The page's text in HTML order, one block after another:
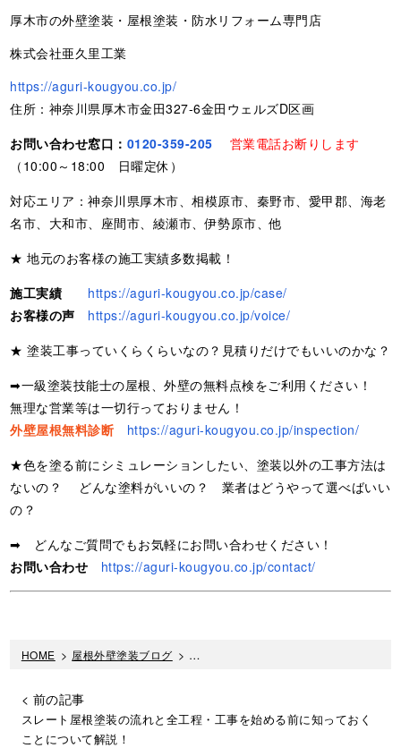
厚木市の外壁塗装・屋根塗装・防水リフォーム専門店
株式会社亜久里工業
https://aguri-kougyou.co.jp/
住所：神奈川県厚木市金田327-6金田ウェルズD区画
お問い合わせ窓口： 0120-359-205
営業電話お断りします
（10:00～18:00 日曜定休）
対応エリア：神奈川県厚木市、相模原市、秦野市、愛甲郡、海老
名市、大和市、座間市、綾瀬市、伊勢原市、他
★ 地元のお客様の施工実績多数掲載！
施工実績
https://aguri-kougyou.co.jp/case/
お客様の声
https://aguri-kougyou.co.jp/voice/
★ 塗装工事っていくらくらいなの？見積りだけでもいいのかな？
➡一級塗装技能士の屋根、外壁の無料点検をご利用ください！
無理な営業等は一切行っておりません！
外壁屋根無料診断
https://aguri-kougyou.co.jp/inspection/
★色を塗る前にシミュレーションしたい、塗装以外の工事方法は
ないの？ どんな塗料がいいの？ 業者はどうやって選べばいい
の？
➡ どんなご質問でもお気軽にお問い合わせください！
お問い合わせ
https://aguri-kougyou.co.jp/contact/
HOME > 屋根外壁塗装ブログ > 外壁塗装の見積もり構成・内訳・押さえ
< 前の記事
スレート屋根塗装の流れと全工程・工事を始める前に知っておく
ことについて解説！